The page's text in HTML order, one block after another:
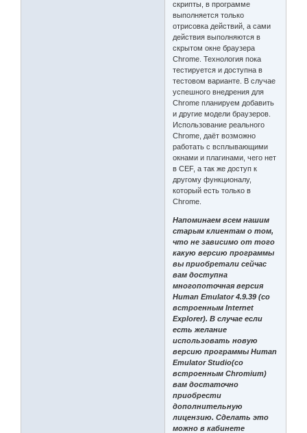
скрипты, в программе
выполняется только
отрисовка действий, а сами
действия выполняются в
скрытом окне браузера
Chrome. Технология пока
тестируется и доступна в
тестовом варианте. В случае
успешного внедрения для
Chrome планируем добавить
и другие модели браузеров.
Использование реального
Chrome, даёт возможно
работать с всплывающими
окнами и плагинами, чего нет
в CEF, а так же доступ к
другому функционалу,
который есть только в
Chrome.
Напоминаем всем нашим
старым клиентам о том,
что не зависимо от того
какую версию программы
вы приобретали сейчас
вам доступна
многопоточная версия
Human Emulator 4.9.39 (со
встроенным Internet
Explorer). В случае если
есть желание
использовать новую
версию программы Human
Emulator Studio(со
встроенным Chromium)
вам достаточно
приобрести
дополнительную
лицензию. Сделать это
можно в кабинете